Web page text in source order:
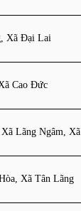
Xã Đại Lai
Cao Đức
Lãng Ngâm,
Xã Tân Lãng